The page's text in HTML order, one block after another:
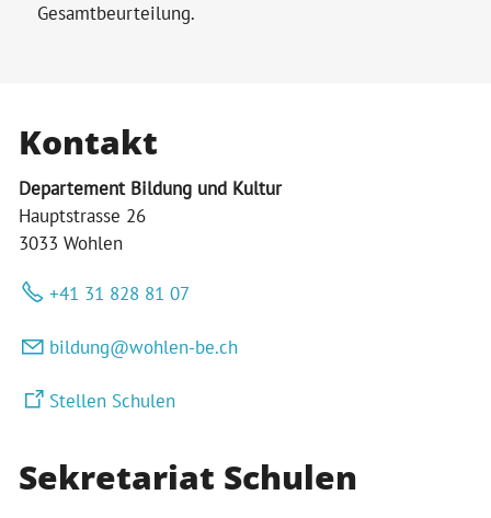
Gesamtbeurteilung.
Kontakt
Departement Bildung und Kultur
Hauptstrasse 26
3033 Wohlen
+41 31 828 81 07
b ld ng w hl n-b ch
Stellen Schulen
Sekretariat Schulen